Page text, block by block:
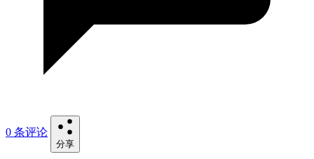
0 条评论
分享